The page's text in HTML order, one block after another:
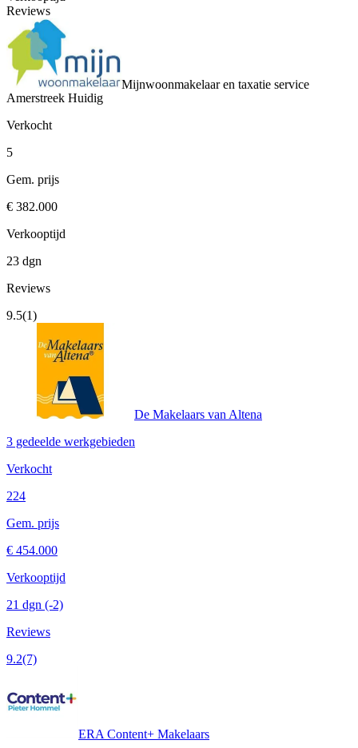
Reviews
Mijnwoonmakelaar en taxatie service
Amerstreek Huidig
Verkocht
5
Gem. prijs
€ 382.000
Verkooptijd
23 dgn
Reviews
9.5(1)
De Makelaars van Altena
3 gedeelde werkgebieden
Verkocht
224
Gem. prijs
€ 454.000
Verkooptijd
21 dgn (-2)
Reviews
9.2(7)
ERA Content+ Makelaars